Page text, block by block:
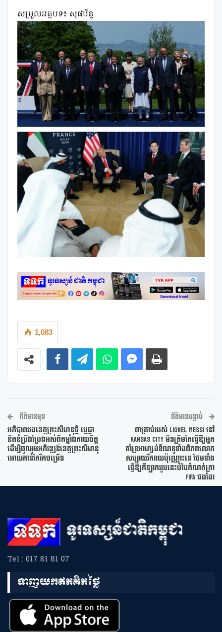
សម្រួលអត្ថបទ៖ សុផារិន្ទ
1,083
ព័ត៌មានមុន
​អភិបាលរងខេត្តព្រះសីហនុថ្មី ប្ដេជ្ញា
ខិតខំប្រឹងប្រែងអស់ពីកម្លាំងកាយចិត្ត
ដើម្បីចូលរួមអភិវឌ្ឍន៍ខេត្តព្រះសីហនុ
អោយកាន់តែរីកចម្រើន
ព័ត៌មានបន្ទាប់
៣គ្រាប់របស់ Lionel Messi នៅ
Kansas City មិនត្រឹមតែធ្វើឱ្យអ្នក
គាំទ្រអាហ្សង់ទីណទូទាំងពិភពលោក
សប្បាយរីករាយប៉ុណ្ណោះទេ ថែមទាំង
ធ្វើឱ្យកីឡាកររូបនេះបំបែកំណត់ត្រា
FIFA ផងដែរ
Tel : 017 81 81 07
ទាញយកឥតគិតថ្លៃ